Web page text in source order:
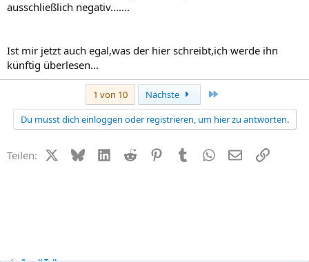
ausschließlich negativ.......
Ist mir jetzt auch egal,was der hier schreibt,ich werde ihn
künftig überlesen...
1 von 10 Nächste
Du musst dich einloggen oder registrieren, um hier zu antworten.
Teilen: X (Twitter)
BlueskyLinkedIn
Reddit PinterestTumblr WhatsApp
E-MailLink